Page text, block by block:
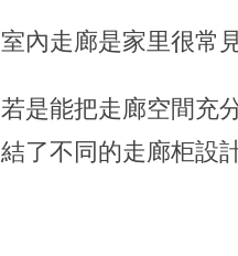
室內走廊是家里很常
若是能把走廊空間充
結了不同的走廊柜設